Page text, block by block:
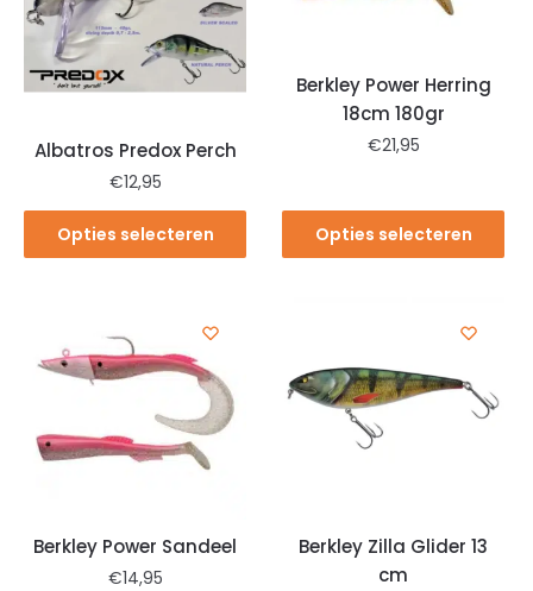
Albatros Predox Perch
€12,95
Opties selecteren
Berkley Power Herring
18cm 180gr
€21,95
Opties selecteren
Berkley Power Sandeel
€14,95
Berkley Zilla Glider 13
cm